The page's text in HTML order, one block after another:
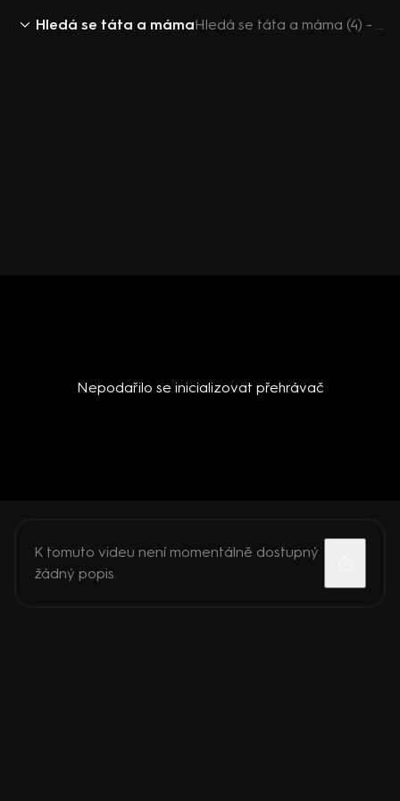
Hledá se táta a máma Hledá se táta a máma (4) - Fotomodelka kydá hnůj
Nepodařilo se inicializovat přehrávač
K tomuto videu není momentálně dostupný
žádný popis.